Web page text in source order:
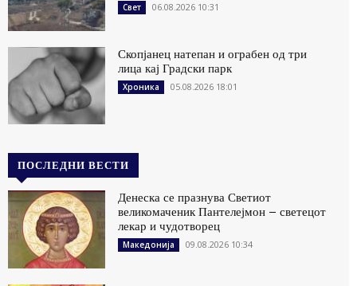
Свет 06.08.2026 10:31
Скопјанец натепан и ограбен од три
лица кај Градски парк
Хроника 05.08.2026 18:01
ПОСЛЕДНИ ВЕСТИ
Денеска се празнува Светиот
великомаченик Пантелејмон – светецот
лекар и чудотворец
Македонија 09.08.2026 10:34